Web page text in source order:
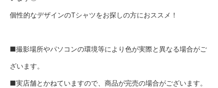
個性的なデザインのTシャツをお探しの方におススメ！
■撮影場所やパソコンの環境等により色が実際と異なる場合がご
ざいます。
■実店舗とかねていますので、商品が完売の場合がございます。